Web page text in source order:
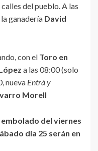
del pueblo. A las
ganadería David
con el Toro en
a las 08:00 (solo
nueva Entrà y
Morell
del viernes
día 25 serán en